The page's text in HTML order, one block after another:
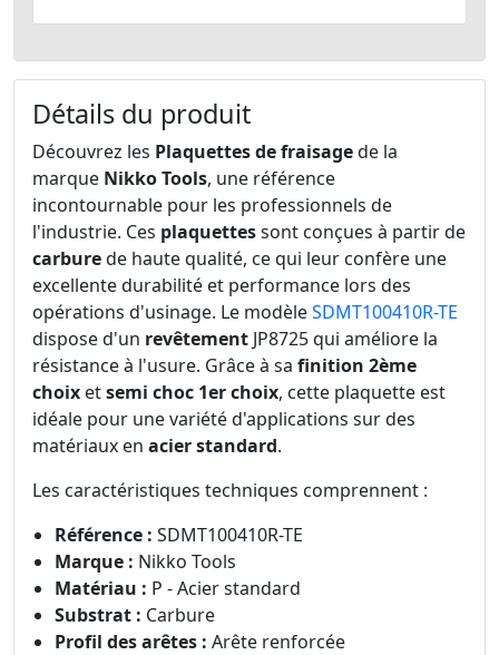
Détails du produit
Découvrez les Plaquettes de fraisagede la
marque Nikko Tools, une référence
incontournable pour les professionnels de
l'industrie. Ces plaquettessont conçues à partir de
carburede haute qualité, ce qui leur confère une
excellente durabilité et performance lors des
opérations d'usinage. Le modèleSDMT100410R-TE
dispose d'un revêtement JP8725 qui améliore la
résistance à l'usure. Grâce à sa finition 2ème
choix etsemi choc 1er choix, cette plaquette est
idéale pour une variété d'applications sur des
matériaux en acier standard.
Les caractéristiques techniques comprennent :
Référence : SDMT100410R-TE
Marque : Nikko Tools
Matériau : P - Acier standard
Substrat : Carbure
Profil des arêtes : Arête renforcée